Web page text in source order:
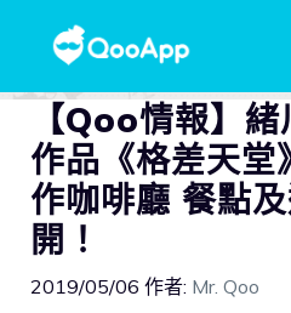
【Qoo情報】
作品《格差天堂
作咖啡廳 餐點
開！
2019/05/06 作者: Mr. Qoo